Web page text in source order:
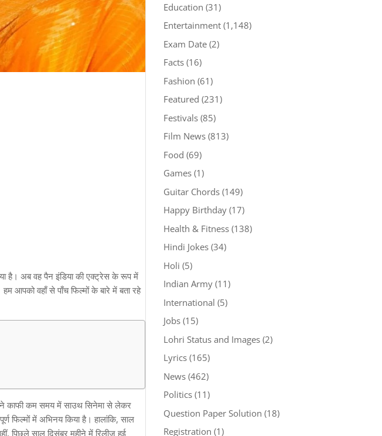
है। अब वह पैन इंडिया की एक्ट्रेस के रूप में
आपको वहाँ से पाँच फिल्मों के बारे में बता रहे
ने काफी कम समय में साउथ सिनेमा से लेकर
फिल्मों में अभिनय किया है। हालांकि, साल
पिछले साल दिसंबर महीने में रिलीज हुई
Education (31)
Entertainment(1,148)
Exam Date(2)
Facts(16)
Fashion (61)
Featured (231)
Festivals(85)
Film News(813)
Food (69)
Games(1)
Guitar Chords(149)
Happy Birthday(17)
Health & Fitness(138)
Hindi Jokes(34)
Holi (5)
Indian Army(11)
International (5)
Jobs(15)
Lohri Status and Images(2)
Lyrics(165)
News(462)
Politics(11)
Question Paper Solution (18)
Registration (1)